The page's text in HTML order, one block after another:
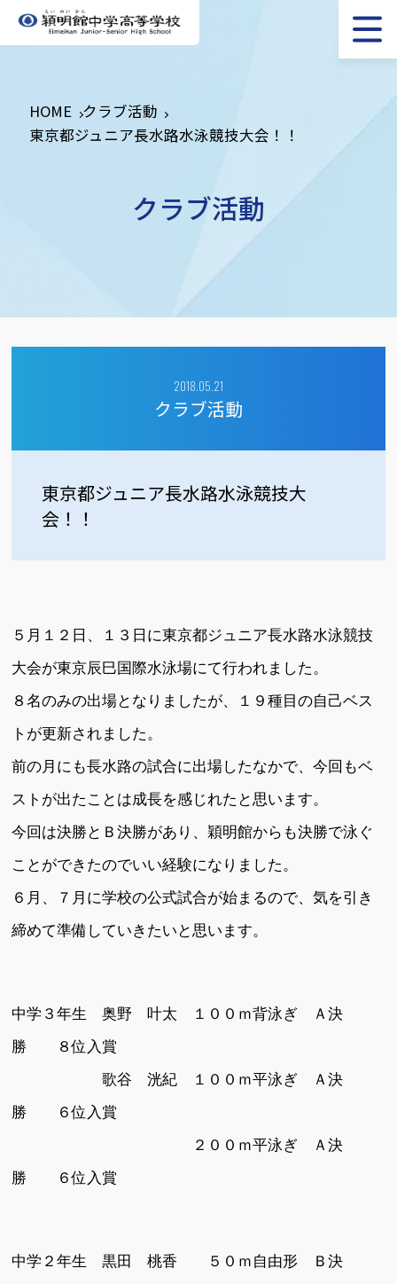
HOME クラブ活動
東京都ジュニア長水路水泳競技大会！！
クラブ活動
2018.05.21
クラブ活動
東京都ジュニア長水路水泳競技大
会！！
５月１２日、１３日に東京都ジュニア長水路水泳競技
大会が東京辰巳国際水泳場にて行われました。
８名のみの出場となりましたが、１９種目の自己ベス
トが更新されました。
前の月にも長水路の試合に出場したなかで、今回もベ
ストが出たことは成長を感じれたと思います。
今回は決勝とＢ決勝があり、穎明館からも決勝で泳ぐ
ことができたのでいい経験になりました。
６月、７月に学校の公式試合が始まるので、気を引き
締めて準備していきたいと思います。
中学３年生 奥野 叶太 １００ｍ背泳ぎ Ａ決
勝 ８位入賞
歌谷 洸紀 １００ｍ平泳ぎ Ａ決
勝 ６位入賞
２００ｍ平泳ぎ Ａ決
勝 ６位入賞
中学２年生 黒田 桃香 ５０ｍ自由形 Ｂ決